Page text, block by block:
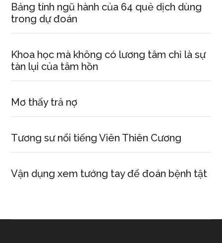
Bảng tính ngũ hành của 64 quẻ dịch dùng
trong dự đoán
Khoa học mà không có lương tâm chỉ là sự
tàn lụi của tâm hồn
Mơ thấy trả nợ
Tương sư nổi tiếng Viên Thiên Cương
Vận dụng xem tướng tay để đoán bệnh tật